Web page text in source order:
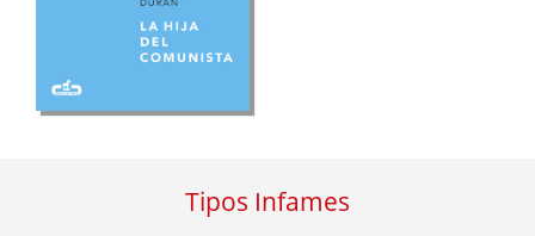
Tipos Infames